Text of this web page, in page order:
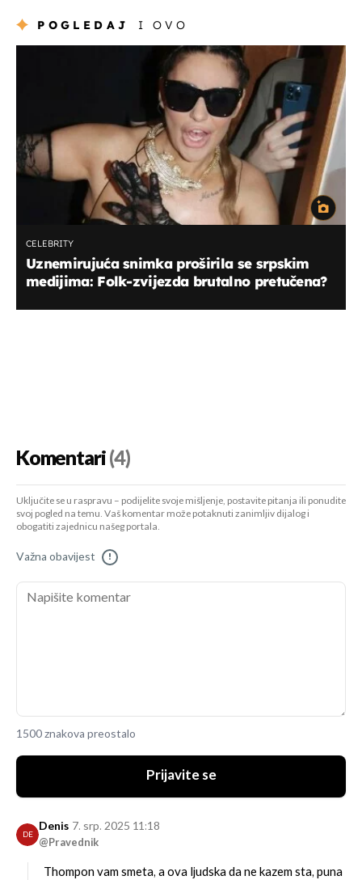
POGLEDAJ I OVO
CELEBRITY
Uznemirujuća snimka proširila se srpskim
medijima: Folk-zvijezda brutalno pretučena?
Komentari(4)
Uključite se u raspravu – podijelite svoje mišljenje, postavite pitanja ili ponudite
svoj pogled na temu. Vaš komentar može potaknuti zanimljiv dijalog i
obogatiti zajednicu našeg portala.
Važna obavijest !
1500 znakova preostalo
Prijavite se
DE
Denis
@Pravednik
7. srp. 2025 11:18
Thompon vam smeta, a ova ljudska da ne kazem sta, puna